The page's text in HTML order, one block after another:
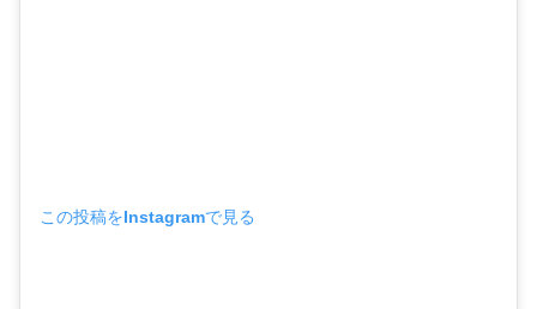
この投稿をInstagramで見る